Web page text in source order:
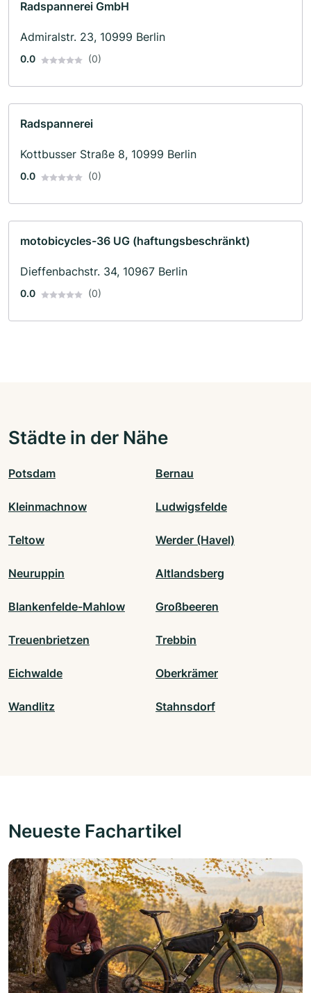
Radspannerei GmbH
Admiralstr. 23, 10999 Berlin
0.0 (0)
Radspannerei
Kottbusser Straße 8, 10999 Berlin
0.0 (0)
motobicycles-36 UG (haftungsbeschränkt)
Dieffenbachstr. 34, 10967 Berlin
0.0 (0)
Städte in der Nähe
Potsdam Bernau
Kleinmachnow Ludwigsfelde
Teltow Werder (Havel)
Neuruppin Altlandsberg
Blankenfelde-Mahlow Großbeeren
Treuenbrietzen Trebbin
Eichwalde Oberkrämer
Wandlitz Stahnsdorf
Neueste Fachartikel